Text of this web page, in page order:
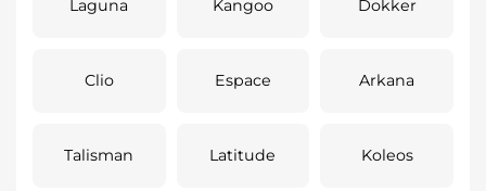
Laguna Kangoo Dokker
Clio Espace Arkana
Talisman Latitude Koleos